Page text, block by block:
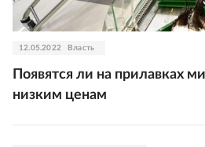
12.05.2022 Власть
Появятся ли на прилавках
низким ценам